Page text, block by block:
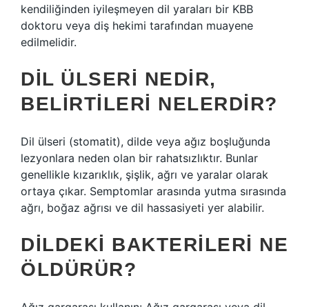
kendiliğinden iyileşmeyen dil yaraları bir KBB
doktoru veya diş hekimi tarafından muayene
edilmelidir.
DIL ÜLSERI NEDIR,
BELIRTILERI NELERDIR?
Dil ülseri (stomatit), dilde veya ağız boşluğunda
lezyonlara neden olan bir rahatsızlıktır. Bunlar
genellikle kızarıklık, şişlik, ağrı ve yaralar olarak
ortaya çıkar. Semptomlar arasında yutma sırasında
ağrı, boğaz ağrısı ve dil hassasiyeti yer alabilir.
DILDEKI BAKTERILERI NE
ÖLDÜRÜR?